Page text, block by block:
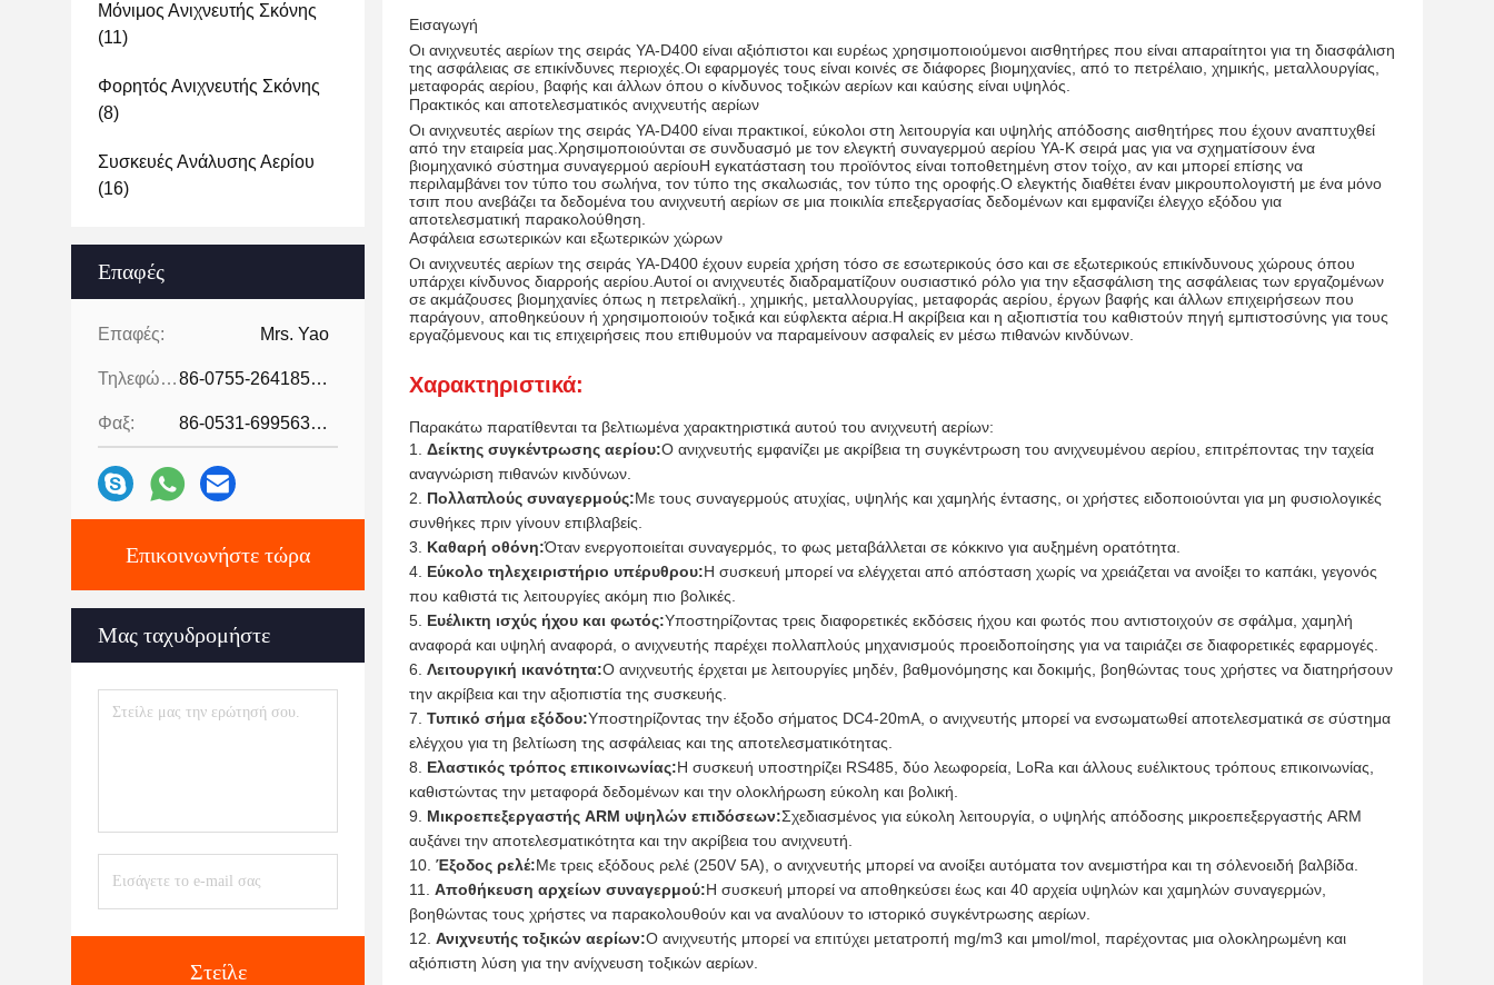
Μόνιμος Ανιχνευτής Σκόνης
(11)
Φορητός Ανιχνευτής Σκόνης
(8)
Συσκευές Ανάλυσης Αερίου
(16)
Επαφές
Επαφές: Mrs. Yao
Τηλεφώνημα: 86-0755-26418507
Φαξ: 86-0531-69956329
Επικοινωνήστε τώρα
Μας ταχυδρομήστε
Στείλε
Εισαγωγή
Οι ανιχνευτές αερίων της σειράς YA-D400 είναι αξιόπιστοι και ευρέως χρησιμοποιούμενοι αισθητήρες που είναι απαραίτητοι για τη διασφάλιση
της ασφάλειας σε επικίνδυνες περιοχές.Οι εφαρμογές τους είναι κοινές σε διάφορες βιομηχανίες, από το πετρέλαιο, χημικής, μεταλλουργίας,
μεταφοράς αερίου, βαφής και άλλων όπου ο κίνδυνος τοξικών αερίων και καύσης είναι υψηλός.
Πρακτικός και αποτελεσματικός ανιχνευτής αερίων
Οι ανιχνευτές αερίων της σειράς YA-D400 είναι πρακτικοί, εύκολοι στη λειτουργία και υψηλής απόδοσης αισθητήρες που έχουν αναπτυχθεί
από την εταιρεία μας.Χρησιμοποιούνται σε συνδυασμό με τον ελεγκτή συναγερμού αερίου YA-K σειρά μας για να σχηματίσουν ένα
βιομηχανικό σύστημα συναγερμού αερίουΗ εγκατάσταση του προϊόντος είναι τοποθετημένη στον τοίχο, αν και μπορεί επίσης να
περιλαμβάνει τον τύπο του σωλήνα, τον τύπο της σκαλωσιάς, τον τύπο της οροφής.Ο ελεγκτής διαθέτει έναν μικρουπολογιστή με ένα μόνο
τσιπ που ανεβάζει τα δεδομένα του ανιχνευτή αερίων σε μια ποικιλία επεξεργασίας δεδομένων και εμφανίζει έλεγχο εξόδου για
αποτελεσματική παρακολούθηση.
Ασφάλεια εσωτερικών και εξωτερικών χώρων
Οι ανιχνευτές αερίων της σειράς YA-D400 έχουν ευρεία χρήση τόσο σε εσωτερικούς όσο και σε εξωτερικούς επικίνδυνους χώρους όπου
υπάρχει κίνδυνος διαρροής αερίου.Αυτοί οι ανιχνευτές διαδραματίζουν ουσιαστικό ρόλο για την εξασφάλιση της ασφάλειας των εργαζομένων
σε ακμάζουσες βιομηχανίες όπως η πετρελαϊκή., χημικής, μεταλλουργίας, μεταφοράς αερίου, έργων βαφής και άλλων επιχειρήσεων που
παράγουν, αποθηκεύουν ή χρησιμοποιούν τοξικά και εύφλεκτα αέρια.Η ακρίβεια και η αξιοπιστία του καθιστούν πηγή εμπιστοσύνης για τους
εργαζόμενους και τις επιχειρήσεις που επιθυμούν να παραμείνουν ασφαλείς εν μέσω πιθανών κινδύνων.
Χαρακτηριστικά:
Παρακάτω παρατίθενται τα βελτιωμένα χαρακτηριστικά αυτού του ανιχνευτή αερίων:
Δείκτης συγκέντρωσης αερίου:Ο ανιχνευτής εμφανίζει με ακρίβεια τη συγκέντρωση του ανιχνευμένου αερίου, επιτρέποντας την ταχεία
αναγνώριση πιθανών κινδύνων.
Πολλαπλούς συναγερμούς:Με τους συναγερμούς ατυχίας, υψηλής και χαμηλής έντασης, οι χρήστες ειδοποιούνται για μη φυσιολογικές
συνθήκες πριν γίνουν επιβλαβείς.
Καθαρή οθόνη:Όταν ενεργοποιείται συναγερμός, το φως μεταβάλλεται σε κόκκινο για αυξημένη ορατότητα.
Εύκολο τηλεχειριστήριο υπέρυθρου:Η συσκευή μπορεί να ελέγχεται από απόσταση χωρίς να χρειάζεται να ανοίξει το καπάκι, γεγονός
που καθιστά τις λειτουργίες ακόμη πιο βολικές.
Ευέλικτη ισχύς ήχου και φωτός:Υποστηρίζοντας τρεις διαφορετικές εκδόσεις ήχου και φωτός που αντιστοιχούν σε σφάλμα, χαμηλή
αναφορά και υψηλή αναφορά, ο ανιχνευτής παρέχει πολλαπλούς μηχανισμούς προειδοποίησης για να ταιριάζει σε διαφορετικές εφαρμογές.
Λειτουργική ικανότητα:Ο ανιχνευτής έρχεται με λειτουργίες μηδέν, βαθμονόμησης και δοκιμής, βοηθώντας τους χρήστες να διατηρήσουν
την ακρίβεια και την αξιοπιστία της συσκευής.
Τυπικό σήμα εξόδου:Υποστηρίζοντας την έξοδο σήματος DC4-20mA, ο ανιχνευτής μπορεί να ενσωματωθεί αποτελεσματικά σε σύστημα
ελέγχου για τη βελτίωση της ασφάλειας και της αποτελεσματικότητας.
Ελαστικός τρόπος επικοινωνίας:Η συσκευή υποστηρίζει RS485, δύο λεωφορεία, LoRa και άλλους ευέλικτους τρόπους επικοινωνίας,
καθιστώντας την μεταφορά δεδομένων και την ολοκλήρωση εύκολη και βολική.
Μικροεπεξεργαστής ARM υψηλών επιδόσεων:Σχεδιασμένος για εύκολη λειτουργία, ο υψηλής απόδοσης μικροεπεξεργαστής ARM
αυξάνει την αποτελεσματικότητα και την ακρίβεια του ανιχνευτή.
Έξοδος ρελέ:Με τρεις εξόδους ρελέ (250V 5A), ο ανιχνευτής μπορεί να ανοίξει αυτόματα τον ανεμιστήρα και τη σόλενοειδή βαλβίδα.
Αποθήκευση αρχείων συναγερμού:Η συσκευή μπορεί να αποθηκεύσει έως και 40 αρχεία υψηλών και χαμηλών συναγερμών,
βοηθώντας τους χρήστες να παρακολουθούν και να αναλύουν το ιστορικό συγκέντρωσης αερίων.
Ανιχνευτής τοξικών αερίων:Ο ανιχνευτής μπορεί να επιτύχει μετατροπή mg/m3 και μmol/mol, παρέχοντας μια ολοκληρωμένη και
αξιόπιστη λύση για την ανίχνευση τοξικών αερίων.